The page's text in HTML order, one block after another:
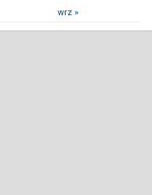
wrz »